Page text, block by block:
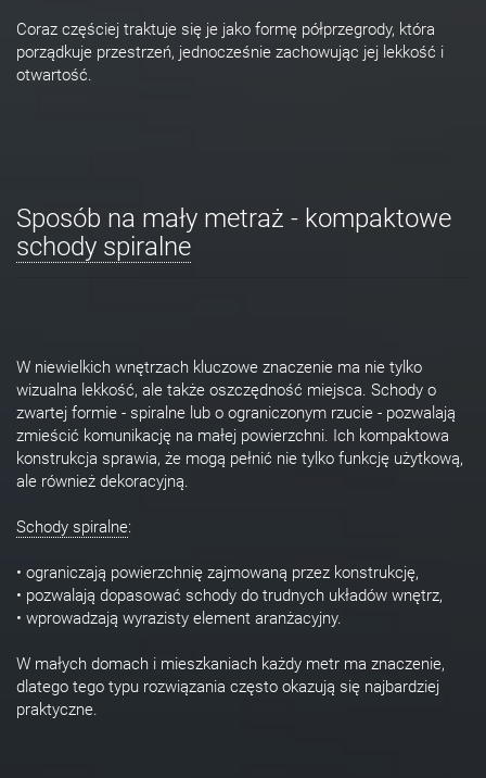
Coraz częściej traktuje się je jako formę półprzegrody, która
porządkuje przestrzeń, jednocześnie zachowując jej lekkość i
otwartość.
Sposób na mały metraż - kompaktowe
schody spiralne
W niewielkich wnętrzach kluczowe znaczenie ma nie tylko
wizualna lekkość, ale także oszczędność miejsca. Schody o
zwartej formie - spiralne lub o ograniczonym rzucie - pozwalają
zmieścić komunikację na małej powierzchni. Ich kompaktowa
konstrukcja sprawia, że mogą pełnić nie tylko funkcję użytkową,
ale również dekoracyjną.
Schody spiralne:
• ograniczają powierzchnię zajmowaną przez konstrukcję,
• pozwalają dopasować schody do trudnych układów wnętrz,
• wprowadzają wyrazisty element aranżacyjny.
W małych domach i mieszkaniach każdy metr ma znaczenie,
dlatego tego typu rozwiązania często okazują się najbardziej
praktyczne.